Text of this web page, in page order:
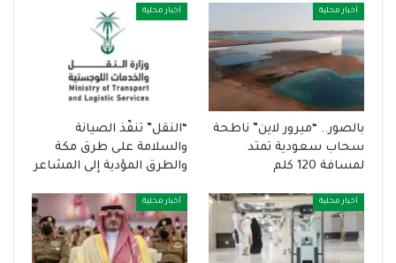
أخبار محلية
بالصور.. “ميرور لاين” ناطحة
سحاب سعودية تمتد
لمسافة 120 كلم
أخبار محلية
“النقل” تنفّذ الصيانة
والسلامة على طرق مكة
والطرق المؤدية إلى المشاعر
أخبار محلية أخبار محلية